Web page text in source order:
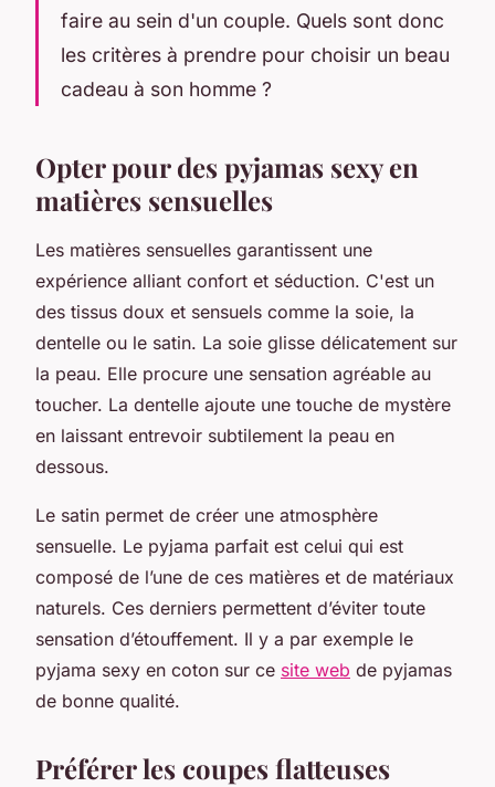
faire au sein d'un couple. Quels sont donc
les critères à prendre pour choisir un beau
cadeau à son homme ?
Opter pour des pyjamas sexy en
matières sensuelles
Les matières sensuelles garantissent une
expérience alliant confort et séduction. C'est un
des tissus doux et sensuels comme la soie, la
dentelle ou le satin. La soie glisse délicatement sur
la peau. Elle procure une sensation agréable au
toucher. La dentelle ajoute une touche de mystère
en laissant entrevoir subtilement la peau en
dessous.
Le satin permet de créer une atmosphère
sensuelle. Le pyjama parfait est celui qui est
composé de l’une de ces matières et de matériaux
naturels. Ces derniers permettent d’éviter toute
sensation d’étouffement. Il y a par exemple le
pyjama sexy en coton sur ce site web de pyjamas
de bonne qualité.
Préférer les coupes flatteuses